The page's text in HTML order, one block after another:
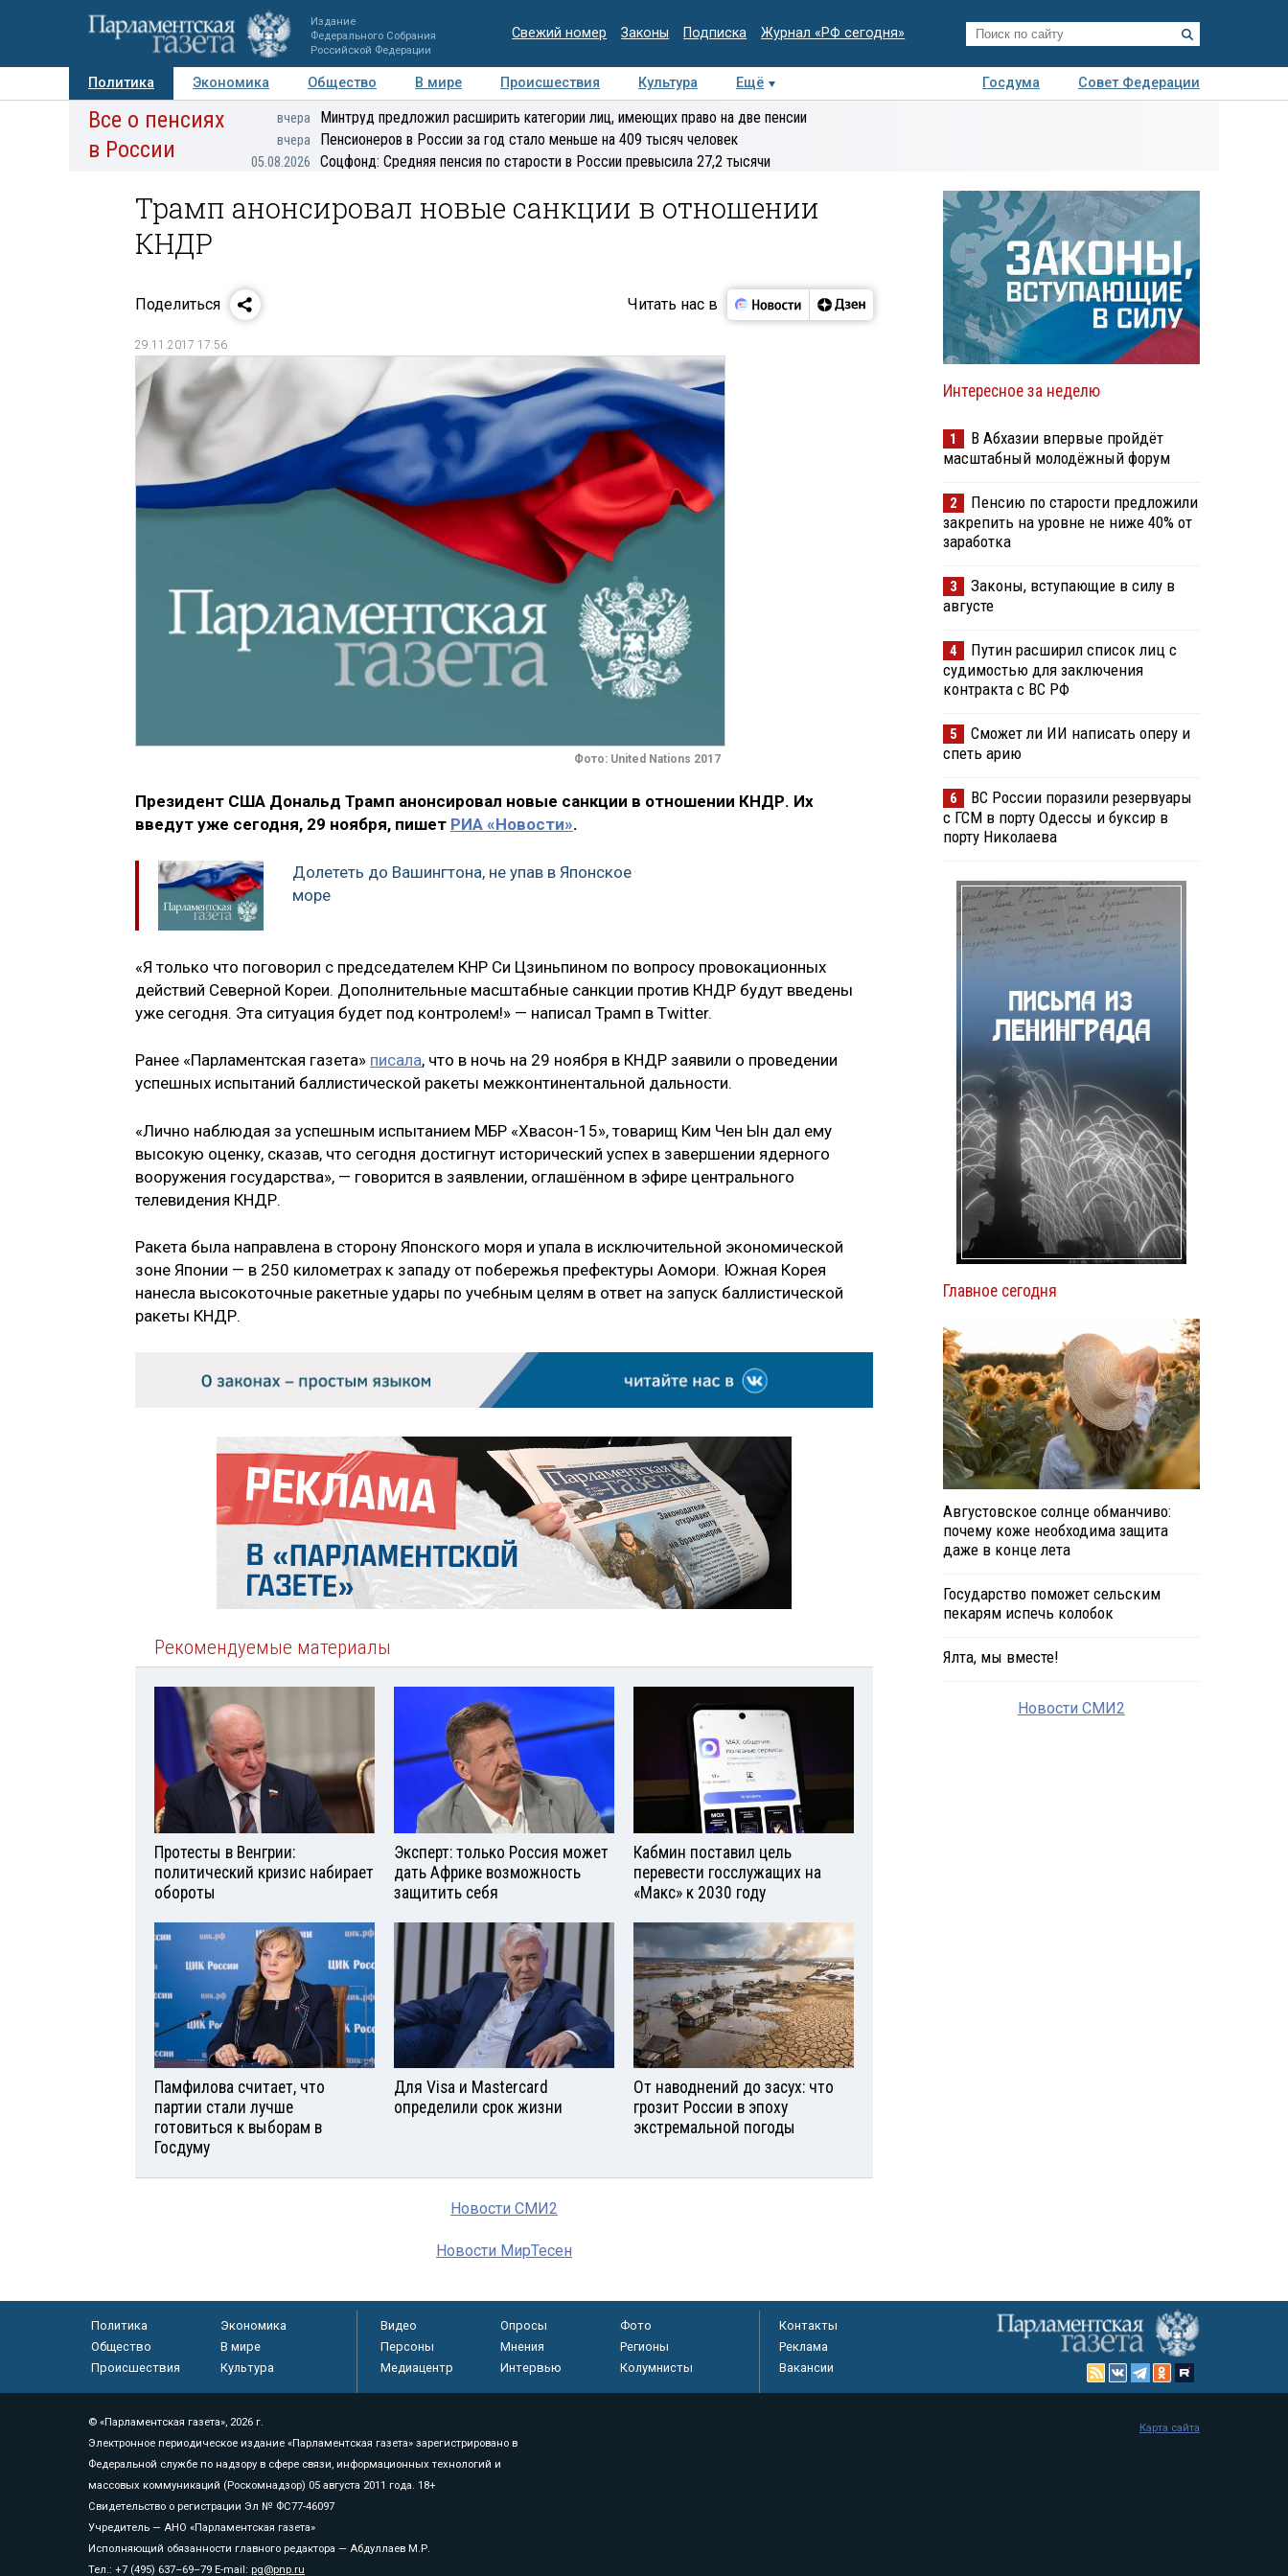
Издание
Федерального Собрания
Российской Федерации
Свежий номер Законы Подписка Журнал «РФ сегодня»
Политика Экономика Общество В мире Происшествия Культура Ещё Госдума
Совет Федерации
Авторы Персоны Мнения Регионы Медиацентр Интервью Колумнисты
Деловая
Все о пенсиях
в России
вчера Минтруд предложил расширить категории лиц, имеющих право на две пенсии
вчера Пенсионеров в России за год стало меньше на 409 тысяч человек
05.08.2026 Соцфонд: Средняя пенсия по старости в России превысила 27,2 тысячи
Трамп анонсировал новые санкции в отношении
КНДР
Поделиться Читать нас в
29.11.2017 17:56
Фото: United Nations 2017
Президент США Дональд Трамп анонсировал новые санкции в отношении КНДР. Их
введут уже сегодня, 29 ноября, пишет РИА «Новости».
Долететь до Вашингтона, не упав в Японское
море
«Я только что поговорил с председателем КНР Си Цзиньпином по вопросу провокационных
действий Северной Кореи. Дополнительные масштабные санкции против КНДР будут введены
уже сегодня. Эта ситуация будет под контролем!» — написал Трамп в Twitter.
Ранее «Парламентская газета» писала, что в ночь на 29 ноября в КНДР заявили о проведении
успешных испытаний баллистической ракеты межконтинентальной дальности.
«Лично наблюдая за успешным испытанием МБР «Хвасон-15», товарищ Ким Чен Ын дал ему
высокую оценку, сказав, что сегодня достигнут исторический успех в завершении ядерного
вооружения государства», — говорится в заявлении, оглашённом в эфире центрального
телевидения КНДР.
Ракета была направлена в сторону Японского моря и упала в исключительной экономической
зоне Японии — в 250 километрах к западу от побережья префектуры Аомори. Южная Корея
нанесла высокоточные ракетные удары по учебным целям в ответ на запуск баллистической
ракеты КНДР.
Рекомендуемые материалы
Протесты в Венгрии:
политический кризис набирает
обороты
Эксперт: только Россия может
дать Африке возможность
защитить себя
Кабмин поставил цель
перевести госслужащих на
«Макс» к 2030 году
Памфилова считает, что
партии стали лучше
готовиться к выборам в
Госдуму
Для Visа и Mastercard
определили срок жизни
От наводнений до засух: что
грозит России в эпоху
экстремальной погоды
Новости СМИ2
Новости МирТесен
Интересное за неделю
1
В Абхазии впервые пройдёт
масштабный молодёжный форум
2
Пенсию по старости предложили
закрепить на уровне не ниже 40% от
заработка
3
Законы, вступающие в силу в
августе
4
Путин расширил список лиц с
судимостью для заключения
контракта с ВС РФ
5
Сможет ли ИИ написать оперу и
спеть арию
6
ВС России поразили резервуары
с ГСМ в порту Одессы и буксир в
порту Николаева
Главное сегодня
Августовское солнце обманчиво:
почему коже необходима защита
даже в конце лета
Государство поможет сельским
пекарям испечь колобок
Ялта, мы вместе!
Новости СМИ2
Политика
Экономика
Общество
В мире
Происшествия
Культура
Видео Опросы
Фото
Персоны
Мнения
Регионы
Медиацентр
Интервью Колумнисты
Контакты
Реклама
Вакансии
© «Парламентская газета», 2026 г.
Электронное периодическое издание «Парламентская газета» зарегистрировано в
Федеральной службе по надзору в сфере связи, информационных технологий и
массовых коммуникаций (Роскомнадзор) 05 августа 2011 года. 18+
Свидетельство о регистрации Эл № ФС77-46097
Учредитель — АНО «Парламентская газета»
Исполняющий обязанности главного редактора — Абдуллаев М.Р.
Тел.: +7 (495) 637–69–79 E-mail: pg@pnp.ru
Карта сайта